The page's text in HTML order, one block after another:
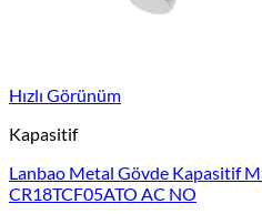
Hızlı Görünüm
Kapasitif
Lanbao Metal Gövde Kapasitif
CR18TCF05ATO AC NO